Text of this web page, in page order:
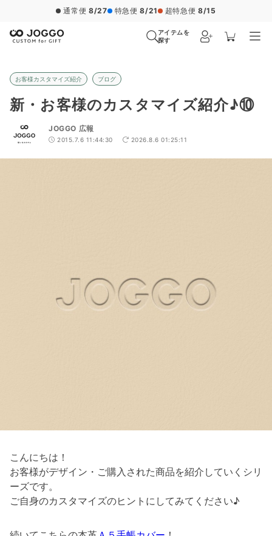
通常便 8/27 特急便 8/21 超特急便 8/15
アイテムを
探す
お客様カスタマイズ紹介 ブログ
新・お客様のカスタマイズ紹介♪⑩
JOGGO 広報
2015.7.6 11:44:30 2026.8.6 01:25:11
こんにちは！
お客様がデザイン・ご購入された商品を紹介していくシリ
ーズです。
ご自身のカスタマイズのヒントにしてみてください♪